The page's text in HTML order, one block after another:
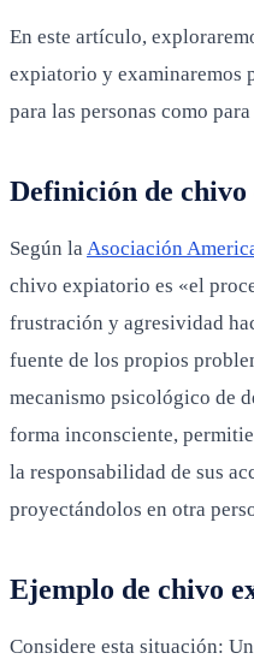
En este artículo,
expiatorio y examinaremos
para las personas como
Definición de
Según la Asociación
chivo expiatorio es «el
frustración y agresividad
fuente de los propios
mecanismo psicológico de
forma inconsciente,
la responsabilidad de sus
proyectándolos en otra
Ejemplo de chivo
Considere esta situación: